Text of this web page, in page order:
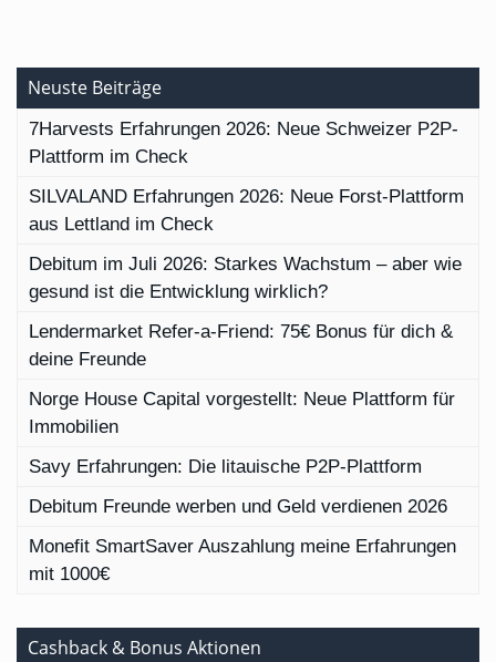
Neuste Beiträge
7Harvests Erfahrungen 2026: Neue Schweizer P2P-
Plattform im Check
SILVALAND Erfahrungen 2026: Neue Forst-Plattform
aus Lettland im Check
Debitum im Juli 2026: Starkes Wachstum – aber wie
gesund ist die Entwicklung wirklich?
Lendermarket Refer-a-Friend: 75€ Bonus für dich &
deine Freunde
Norge House Capital vorgestellt: Neue Plattform für
Immobilien
Savy Erfahrungen: Die litauische P2P-Plattform
Debitum Freunde werben und Geld verdienen 2026
Monefit SmartSaver Auszahlung meine Erfahrungen
mit 1000€
Cashback & Bonus Aktionen